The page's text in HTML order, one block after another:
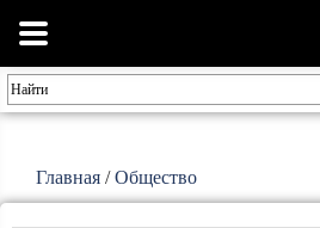
Главная /Общество